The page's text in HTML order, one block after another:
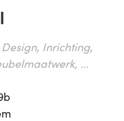
Inrichting,
...